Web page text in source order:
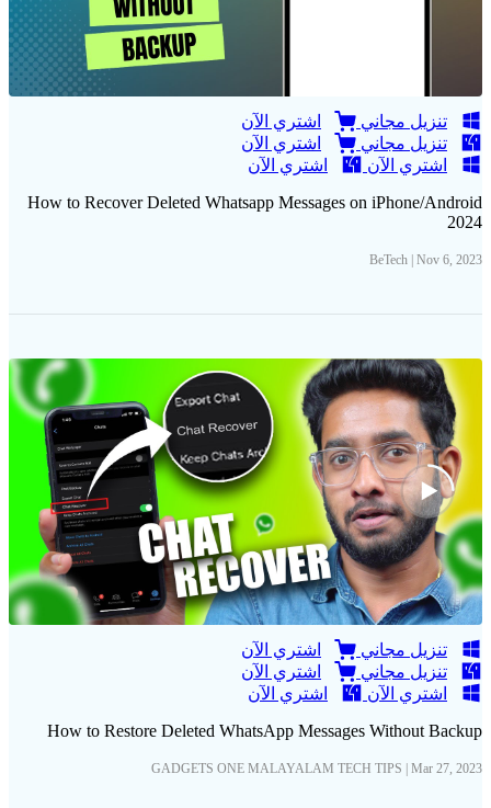
تنزيل مجاني
اشتري الآن
تنزيل مجاني
اشتري الآن
اشتري الآن
اشتري الآن
How to Recover Deleted Whatsapp Messages on iPhone/Android
2024
BeTech | Nov 6, 2023
تنزيل مجاني
اشتري الآن
تنزيل مجاني
اشتري الآن
اشتري الآن
اشتري الآن
How to Restore Deleted WhatsApp Messages Without Backup
GADGETS ONE MALAYALAM TECH TIPS | Mar 27, 2023